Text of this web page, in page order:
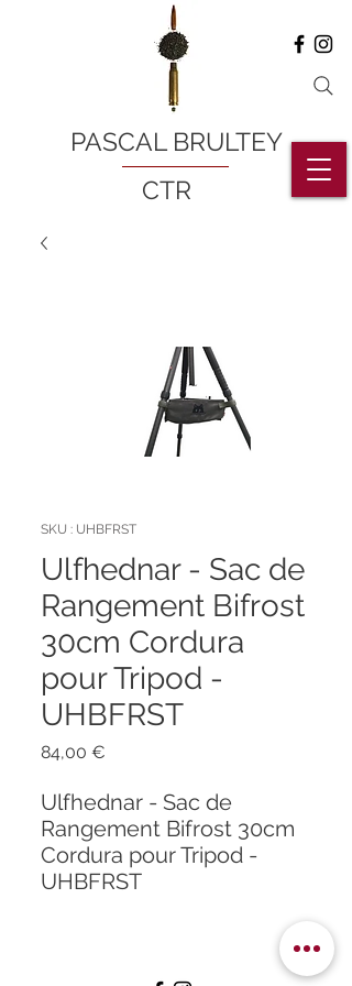
PASCAL BRULTEY
CTR
SKU : UHBFRST
Ulfhednar - Sac de
Rangement Bifrost
30cm Cordura
pour Tripod -
UHBFRST
84,00 €
Ulfhednar - Sac de
Rangement Bifrost 30cm
Cordura pour Tripod -
UHBFRST